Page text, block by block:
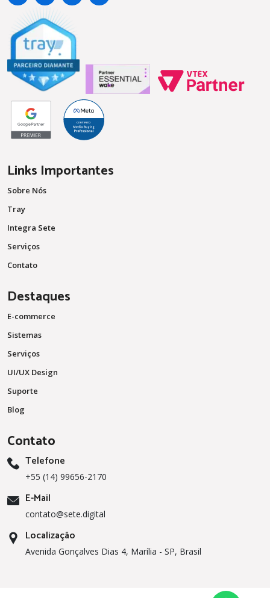
Links Importantes
Sobre Nós
Tray
Integra Sete
Serviços
Contato
Destaques
E-commerce
Sistemas
Serviços
UI/UX Design
Suporte
Blog
Contato
Telefone
+55 (14) 99656-2170
E-Mail
contato@sete.digital
Localização
Avenida Gonçalves Dias 4, Marília - SP, Brasil